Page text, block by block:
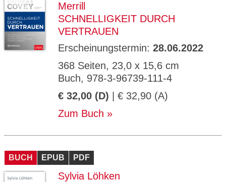
Merrill
SCHNELLIGKEIT DURCH
VERTRAUEN
Erscheinungstermin: 28.06.2022
368 Seiten, 23,0 x 15,6 cm
Buch, 978-3-96739-111-4
€ 32,00 (D) | € 32,90 (A)
Zum Buch
BUCH EPUB PDF
Sylvia Löhken